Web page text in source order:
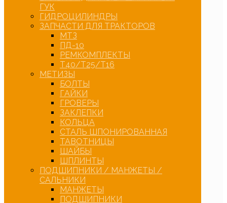
ГУК
ГИДРОЦИЛИНДРЫ
ЗАПЧАСТИ ДЛЯ ТРАКТОРОВ
МТЗ
ПД-10
РЕМКОМПЛЕКТЫ
Т40/Т25/Т16
МЕТИЗЫ
БОЛТЫ
ГАЙКИ
ГРОВЕРЫ
ЗАКЛЕПКИ
КОЛЬЦА
СТАЛЬ ШПОНИРОВАННАЯ
ТАВОТНИЦЫ
ШАЙБЫ
ШПЛИНТЫ
ПОДШИПНИКИ / МАНЖЕТЫ /
САЛЬНИКИ
МАНЖЕТЫ
ПОДШИПНИКИ